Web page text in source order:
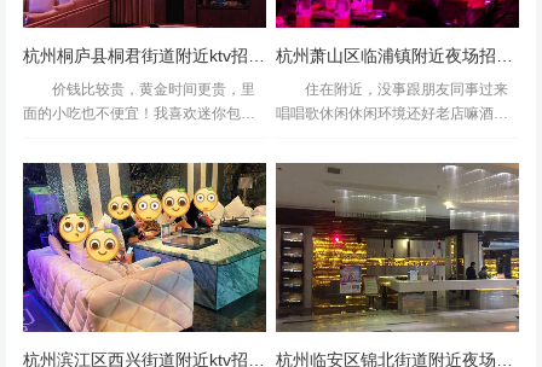
价钱比较贵，黄金时间更贵，里
面的小吃也不便宜！我喜欢迷你包，
来就是了，钱柜，黄色的，环境很不
错，进去就是高大上的感觉，推荐工
作59元的自助餐加k歌，很赞...
住在附近，没事跟朋友同事过来
唱唱歌休闲休闲环境还好老店嘛酒水
差劲的k房。无法消散的腐朽的味道！
超级臭！唱了一个多小时就受不了
了，直接撤退！真的巨恶心，我...
杭州滨江区西兴街道附近ktv招聘包厢服务员,上班有什么要求 杭州临安区锦北街道附近夜场招聘包厢气氛租,还有哪些职位